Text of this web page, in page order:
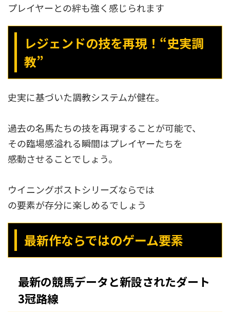
プレイヤーとの絆も強く感じられます
レジェンドの技を再現！“史実調
教”
史実に基づいた調教システムが健在。
過去の名馬たちの技を再現することが可能で、
その臨場感溢れる瞬間はプレイヤーたちを
感動させることでしょう。
ウイニングポストシリーズならでは
の要素が存分に楽しめるでしょう
最新作ならではのゲーム要素
最新の競馬データと新設されたダート
3冠路線